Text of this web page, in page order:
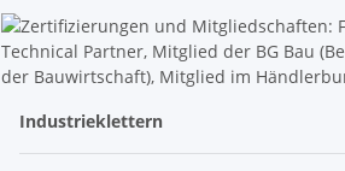
Industrieklettern